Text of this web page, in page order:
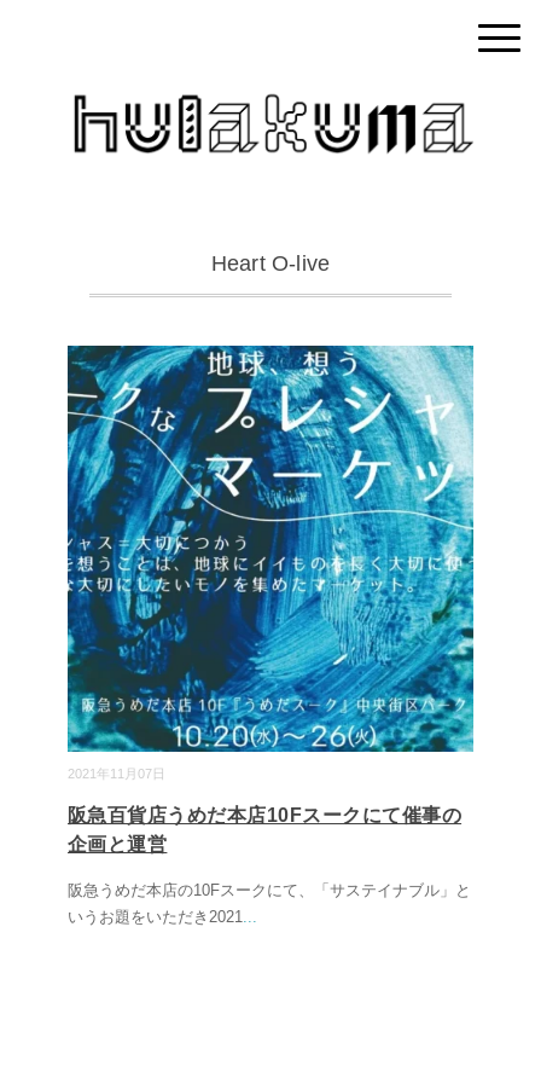
Heart O-live
2021年11月07日
阪急百貨店うめだ本店10Fスークにて催事の
企画と運営
阪急うめだ本店の10Fスークにて、「サステイナブル」と
いうお題をいただき2021